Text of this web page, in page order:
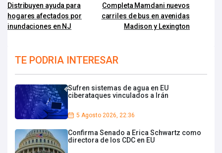
Distribuyen ayuda para
hogares afectados por
inundaciones en NJ
Completa Mamdani nuevos
carriles de bus en avenidas
Madison y Lexington
TE PODRIA INTERESAR
Sufren sistemas de agua en EU
ciberataques vinculados a Irán
5 Agosto 2026, 22:36
Confirma Senado a Erica Schwartz como
directora de los CDC en EU